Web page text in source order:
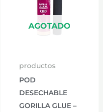
AGOTADO
productos
POD
DESECHABLE
GORILLA GLUE –
15,90 €